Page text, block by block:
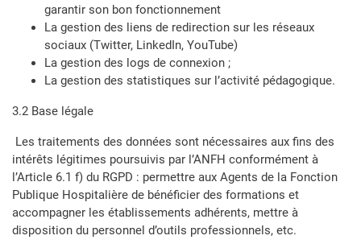
garantir son bon fonctionnement
La gestion des liens de redirection sur les réseaux
sociaux (Twitter, LinkedIn, YouTube)
La gestion des logs de connexion ;
La gestion des statistiques sur l’activité pédagogique.
3.2 Base légale
Les traitements des données sont nécessaires aux fins des
intérêts légitimes poursuivis par l’ANFH conformément à
l’Article 6.1 f) du RGPD : permettre aux Agents de la Fonction
Publique Hospitalière de bénéficier des formations et
accompagner les établissements adhérents, mettre à
disposition du personnel d’outils professionnels, etc.